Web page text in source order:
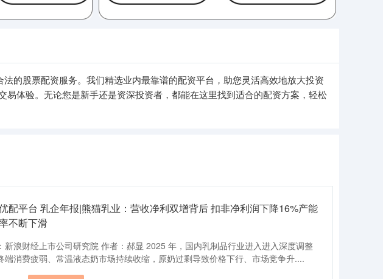
的股票配资服务。我们精选业内最靠谱的配资平台，助您灵活高效地放大投资
体验。无论您是新手还是资深投资者，都能在这里找到适合的配资方案，轻松
配平台 乳企年报|熊猫乳业：营收净利双增背后 扣非净利润下降16%产能
不断下滑
新浪财经上市公司研究院 作者：郝显 2025 年，国内乳制品行业进入进入深度调整
端消费疲弱、常温液态奶市场持续收缩，原奶过剩导致价格下行、市场竞争升....